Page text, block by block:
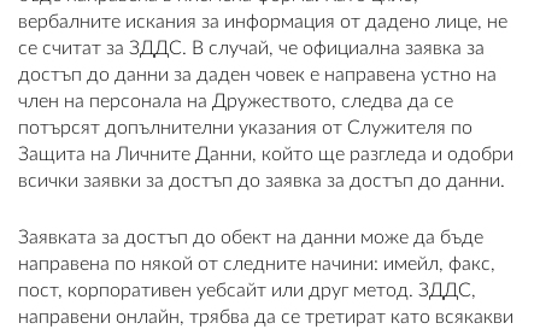
вербалните искания за информация от дадено лице, не
се считат за ЗДДС. В случай, че официална заявка за
достъп до данни за даден човек е направена устно на
член на персонала на Дружеството, следва да се
потърсят допълнителни указания от Служителя по
Защита на Личните Данни, който ще разгледа и одобри
всички заявки за достъп до заявка за достъп до данни.
Заявката за достъп до обект на данни може да бъде
направена по някой от следните начини: имейл, факс,
пост, корпоративен уебсайт или друг метод. ЗДДС,
направени онлайн, трябва да се третират като всякакви